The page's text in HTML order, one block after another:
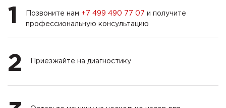
1 Позвоните нам +7 499 490 77 07 и получите
профессиональную консультацию
2 Приезжайте на диагностику